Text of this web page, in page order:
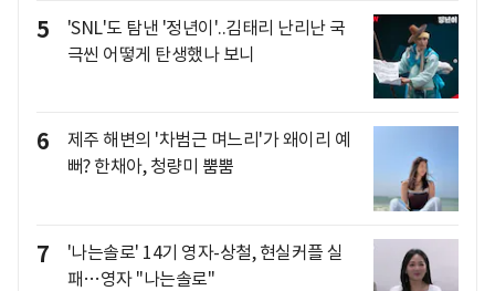
5
'SNL'도 탐낸 '정년이'..김태리 난리난 국
극씬 어떻게 탄생했나 보니
6
제주 해변의 '차범근 며느리'가 왜이리 예
뻐? 한채아, 청량미 뿜뿜
7
'나는솔로' 14기 영자-상철, 현실커플 실
패…영자 "나는솔로"